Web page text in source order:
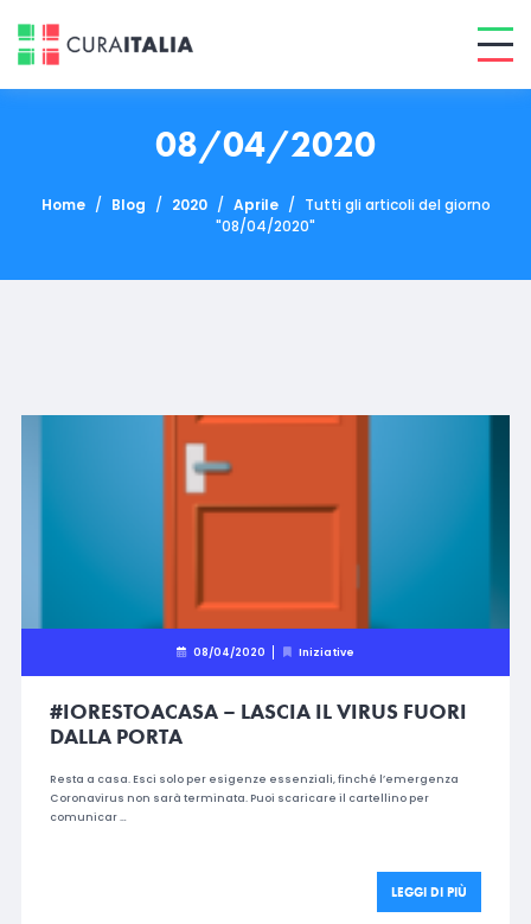
08/04/2020
Home / Blog / 2020 / Aprile / Tutti gli articoli del giorno
"08/04/2020"
08/04/2020 Iniziative
#IORESTOACASA – LASCIA IL VIRUS FUORI
DALLA PORTA
Resta a casa. Esci solo per esigenze essenziali, finché l’emergenza
Coronavirus non sarà terminata. Puoi scaricare il cartellino per
comunicar …
LEGGI DI PIÙ